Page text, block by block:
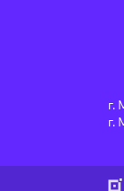
г.
г.